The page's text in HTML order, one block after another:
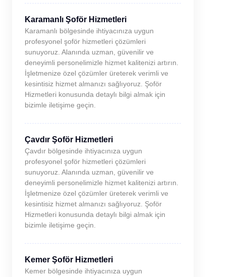
Karamanlı Şoför Hizmetleri
Karamanlı bölgesinde ihtiyacınıza uygun
profesyonel şoför hizmetleri çözümleri
sunuyoruz. Alanında uzman, güvenilir ve
deneyimli personelimizle hizmet kalitenizi artırın.
İşletmenize özel çözümler üreterek verimli ve
kesintisiz hizmet almanızı sağlıyoruz. Şoför
Hizmetleri konusunda detaylı bilgi almak için
bizimle iletişime geçin.
Çavdır Şoför Hizmetleri
Çavdır bölgesinde ihtiyacınıza uygun
profesyonel şoför hizmetleri çözümleri
sunuyoruz. Alanında uzman, güvenilir ve
deneyimli personelimizle hizmet kalitenizi artırın.
İşletmenize özel çözümler üreterek verimli ve
kesintisiz hizmet almanızı sağlıyoruz. Şoför
Hizmetleri konusunda detaylı bilgi almak için
bizimle iletişime geçin.
Kemer Şoför Hizmetleri
Kemer bölgesinde ihtiyacınıza uygun